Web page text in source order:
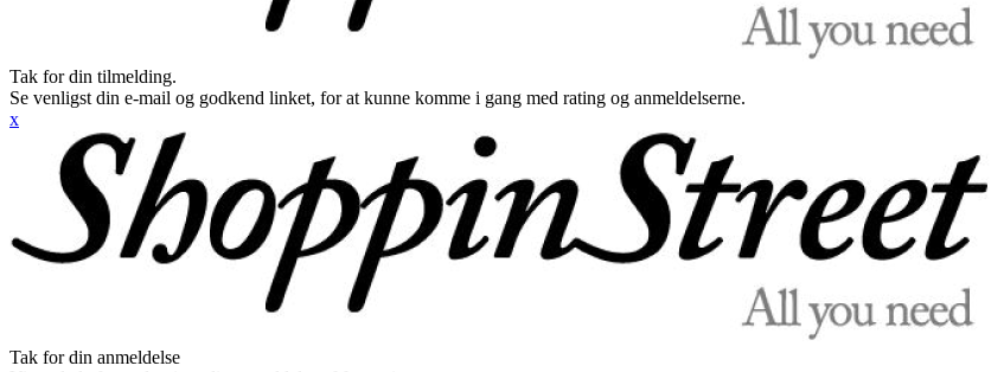
Tak for din tilmelding.
Se venligst din e-mail og godkend linket, for at kunne komme i gang med rating og anmeldelserne.
x
Tak for din anmeldelse